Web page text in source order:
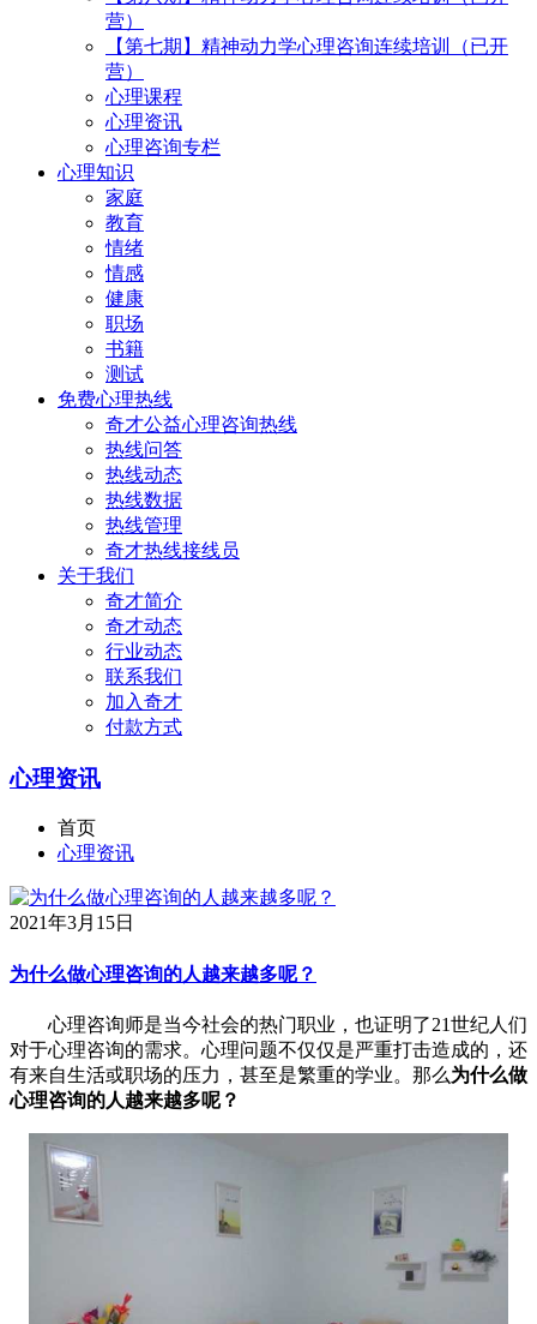
营）
【第七期】精神动力学心理咨询连续培训（已开
营）
心理课程
心理资讯
心理咨询专栏
心理知识
家庭
教育
情绪
情感
健康
职场
书籍
测试
免费心理热线
奇才公益心理咨询热线
热线问答
热线动态
热线数据
热线管理
奇才热线接线员
关于我们
奇才简介
奇才动态
行业动态
联系我们
加入奇才
付款方式
心理资讯
首页
心理资讯
2021年3月15日
为什么做心理咨询的人越来越多呢？
心理咨询师是当今社会的热门职业，也证明了21世纪人们
对于心理咨询的需求。心理问题不仅仅是严重打击造成的，还
有来自生活或职场的压力，甚至是繁重的学业。那么为什么做
心理咨询的人越来越多呢？